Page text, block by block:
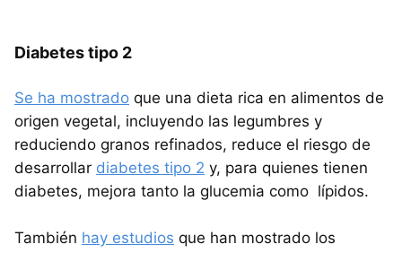
Diabetes tipo 2
Se ha mostrado que una dieta rica en alimentos de
origen vegetal, incluyendo las legumbres y
reduciendo granos refinados, reduce el riesgo de
desarrollar diabetes tipo 2 y, para quienes tienen
diabetes, mejora tanto la glucemia como lípidos.
También hay estudios que han mostrado los